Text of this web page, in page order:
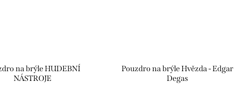
na brýle HUDEBNÍ
NÁSTROJE
Pouzdro na brýle Hvězda - Edgar
Degas